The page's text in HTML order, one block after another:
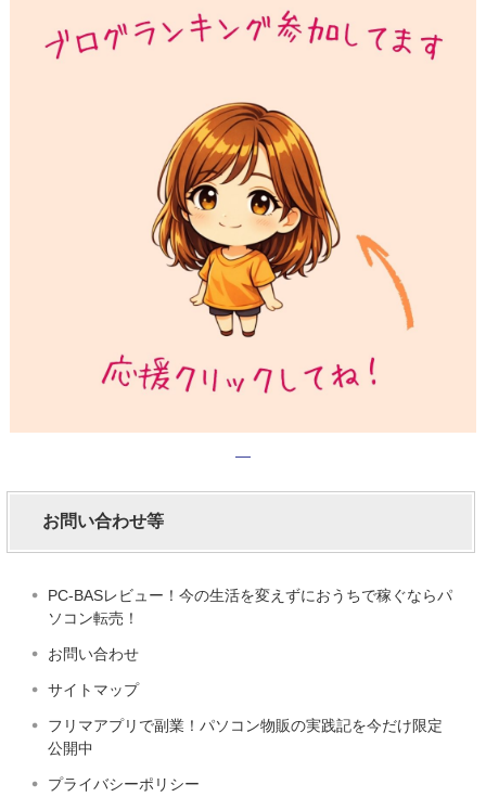
お問い合わせ等
PC-BASレビュー！今の生活を変えずにおうちで稼ぐならパ
ソコン転売！
お問い合わせ
サイトマップ
フリマアプリで副業！パソコン物販の実践記を今だけ限定
公開中
プライバシーポリシー